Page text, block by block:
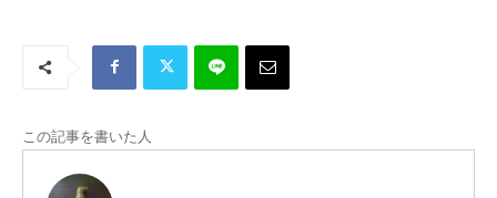
この記事を書いた人